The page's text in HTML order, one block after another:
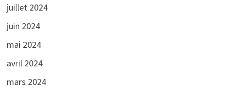
juillet 2024
juin 2024
mai 2024
avril 2024
mars 2024